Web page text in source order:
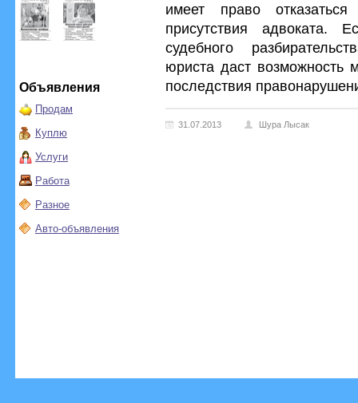
Объявления
Продам
Куплю
Услуги
Работа
Разное
Авто-объявления
имеет право
присутствия адвоката.
судебного
юриста даст возможность
последствия
31.07.2013 Шура Лысак